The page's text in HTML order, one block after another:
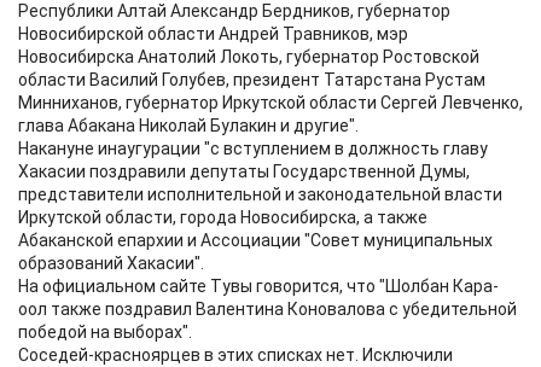
Республики Алтай Александр Бердников, губернатор
Новосибирской области Андрей Травников, мэр
Новосибирска Анатолий Локоть, губернатор Ростовской
области Василий Голубев, президент Татарстана Рустам
Минниханов, губернатор Иркутской области Сергей Левченко,
глава Абакана Николай Булакин и другие".
Накануне инаугурации "с вступлением в должность главу
Хакасии поздравили депутаты Государственной Думы,
представители исполнительной и законодательной власти
Иркутской области, города Новосибирска, а также
Абаканской епархии и Ассоциации "Совет муниципальных
образований Хакасии".
На официальном сайте Тувы говорится, что "Шолбан Кара-
оол также поздравил Валентина Коновалова с убедительной
победой на выборах".
Соседей-красноярцев в этих списках нет. Исключили